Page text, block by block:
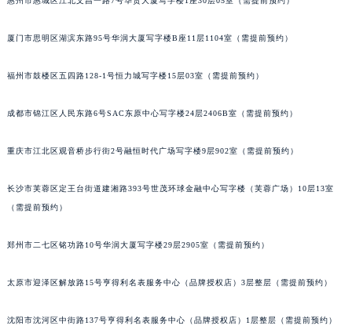
厦门市思明区湖滨东路95号华润大厦写字楼B座11层1104室（需提前预约）
福州市鼓楼区五四路128-1号恒力城写字楼15层03室（需提前预约）
成都市锦江区人民东路6号SAC东原中心写字楼24层2406B室（需提前预约）
重庆市江北区观音桥步行街2号融恒时代广场写字楼9层902室（需提前预约）
长沙市芙蓉区定王台街道建湘路393号世茂环球金融中心写字楼（芙蓉广场）10层13室
（需提前预约）
郑州市二七区铭功路10号华润大厦写字楼29层2905室（需提前预约）
太原市迎泽区解放路15号亨得利名表服务中心（品牌授权店）3层整层（需提前预约）
沈阳市沈河区中街路137号亨得利名表服务中心（品牌授权店）1层整层（需提前预约）